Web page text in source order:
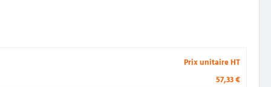
Prix unitaire HT
57,33 €